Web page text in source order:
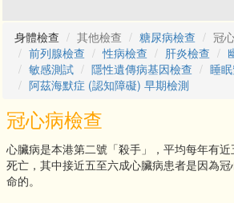
身體檢查
其他檢查 糖尿病檢查 冠
前列腺檢查
性病檢查 肝炎檢查
敏感測試
隱性遺傳病基因檢查
睡
阿茲海默症 (認知障礙) 早期檢測
冠心病檢查
心臟病是本港第二號「殺手」，平均每年有
死亡，其中接近五至六成心臟病患者是因為
命的。